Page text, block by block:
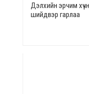
Дэлхийн эрчим
шийдвэр гарлаа